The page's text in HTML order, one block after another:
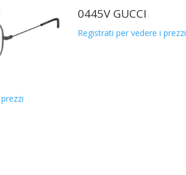
0445V GUCCI
Registrati per vedere i prezzi